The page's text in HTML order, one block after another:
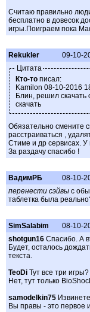
Считаю правильно
бесплатно в довесок
игры.Поиграем пока
Rekukler 09-10-
Цитата
Кто-то писал:
Kamilon 08-10-2016
Блин, решил скачать
скачать
Обязательно смените
расстраиваться ,
Стиме и др сервисах. У
За раздачу спасибо !
ВадимРБ
08-10-
перенести сэйвы с
таблетка была
SimSalabim
08-10-
shotgun16 Спасибо. А
Будет, осталось
текста.
TeoDi Тут все три игры?
Нет, тут только
samodelkin75
Вы правы - это первое